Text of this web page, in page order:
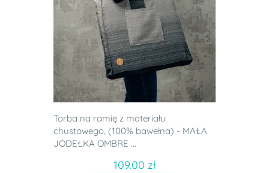
Torba na ramię z materiału
chustowego, (100% bawełna) - MAŁA
JODEŁKA OMBRE ...
109.00 zł